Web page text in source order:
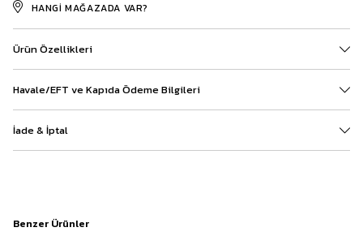
HANGI MAĞAZADA VAR?
Ürün Özellikleri
Havale/EFT ve Kapıda Ödeme Bilgileri
İade & İptal
Benzer Ürünler